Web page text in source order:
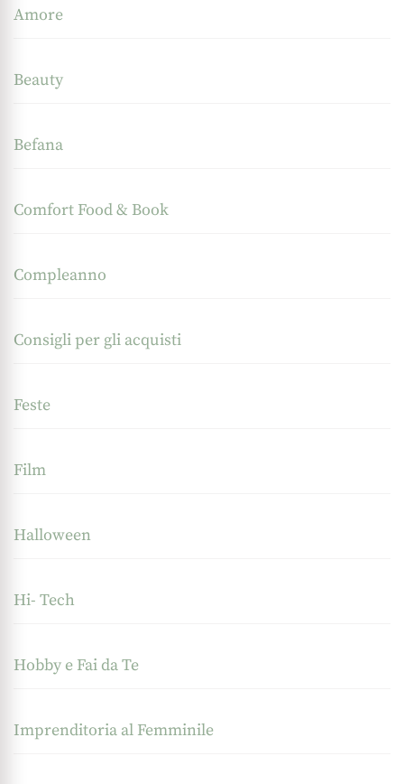
Amore
Beauty
Befana
Comfort Food & Book
Compleanno
Consigli per gli acquisti
Feste
Film
Halloween
Hi- Tech
Hobby e Fai da Te
Imprenditoria al Femminile